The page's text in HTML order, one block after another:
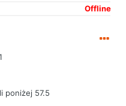
Offline
poniżej 57.5